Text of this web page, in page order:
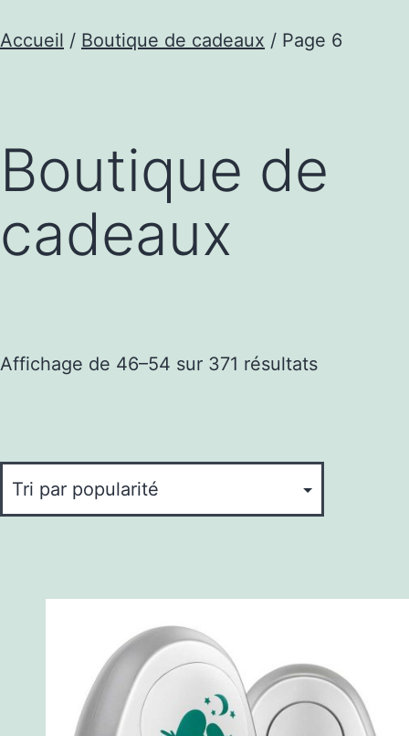
Accueil / Boutique de cadeaux / Page 6
Boutique de
cadeaux
Affichage de 46–54 sur 371 résultatsTrié